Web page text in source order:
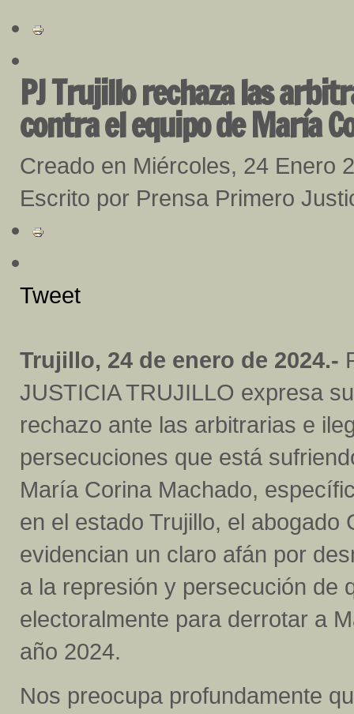
PJ Trujillo rechaza las
contra el equipo de María
Creado en Miércoles, 24 Enero
Escrito por Prensa Primero
Tweet
Trujillo, 24 de enero de 2024.-
JUSTICIA TRUJILLO expresa
rechazo ante las arbitrarias e
persecuciones que está
María Corina Machado,
en el estado Trujillo, el
evidencian un claro afán por
a la represión y persecución de
electoralmente para derrotar a
año 2024.
Nos preocupa profundamente